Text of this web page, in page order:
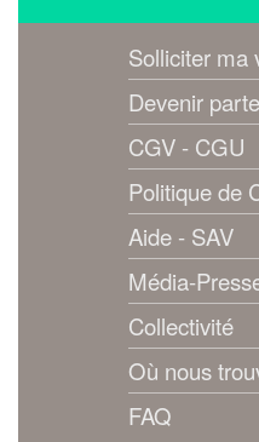
Solliciter ma
Devenir
CGV - CGU
Politique de
Aide - SAV
Média-
Collectivité
Où nous
FAQ